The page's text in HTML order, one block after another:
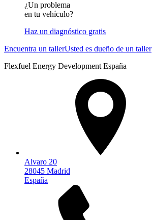
¿Un problema
en tu vehículo?
Haz un diagnóstico gratis
Encuentra un tallerUsted es dueño de un taller
Flexfuel Energy Development España
Alvaro 20
28045 Madrid
España